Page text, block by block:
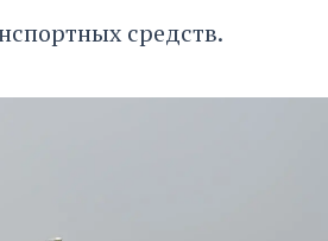
средств.